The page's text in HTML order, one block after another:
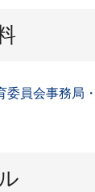
委員会事務